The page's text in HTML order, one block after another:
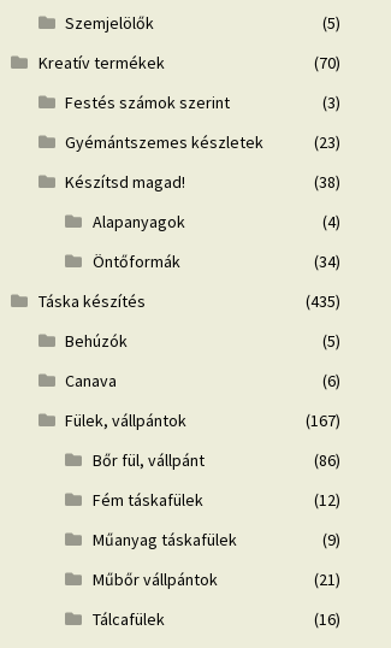
Szemjelölők
(5)
Kreatív termékek
(70)
Festés számok szerint
(3)
Gyémántszemes készletek
(23)
Készítsd magad!
(38)
Alapanyagok
(4)
Öntőformák
(34)
Táska készítés
(435)
Behúzók
(5)
Canava
(6)
Fülek, vállpántok
(167)
Bőr fül, vállpánt
(86)
Fém táskafülek
(12)
Műanyag táskafülek
(9)
Műbőr vállpántok
(21)
Tálcafülek
(16)